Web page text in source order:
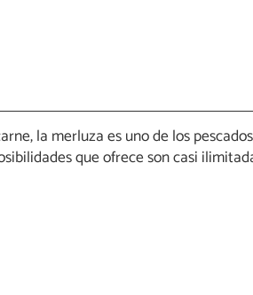
la merluza es uno de los pescados
que ofrece son casi